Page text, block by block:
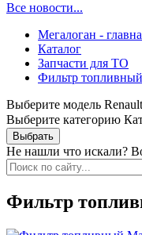
Все новости...
Мегалоган -
Каталог
Запчасти для ТО
Фильтр
Выберите модель Renault
Выберите категорию
Не нашли что искали?
Фильтр